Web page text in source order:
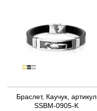
Браслет, Каучук, артикул
SSBM-0905-K